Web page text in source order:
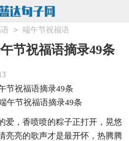
> 端午节祝福语
节祝福语摘录49条
午节祝福语摘录49条
爱，香喷喷的粽子正打开，晃悠
亮亮的歌声才是最开怀，热腾腾